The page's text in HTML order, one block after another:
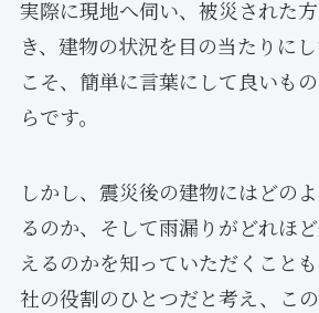
実際に現地へ伺い、被災された
き、建物の状況を目の当たりに
こそ、簡単に言葉にして良いも
らです。
しかし、震災後の建物にはどの
るのか、そして雨漏りがどれほ
えるのかを知っていただくこと
社の役割のひとつだと考え、こ